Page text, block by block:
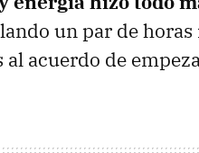
un par de
al acuerdo de